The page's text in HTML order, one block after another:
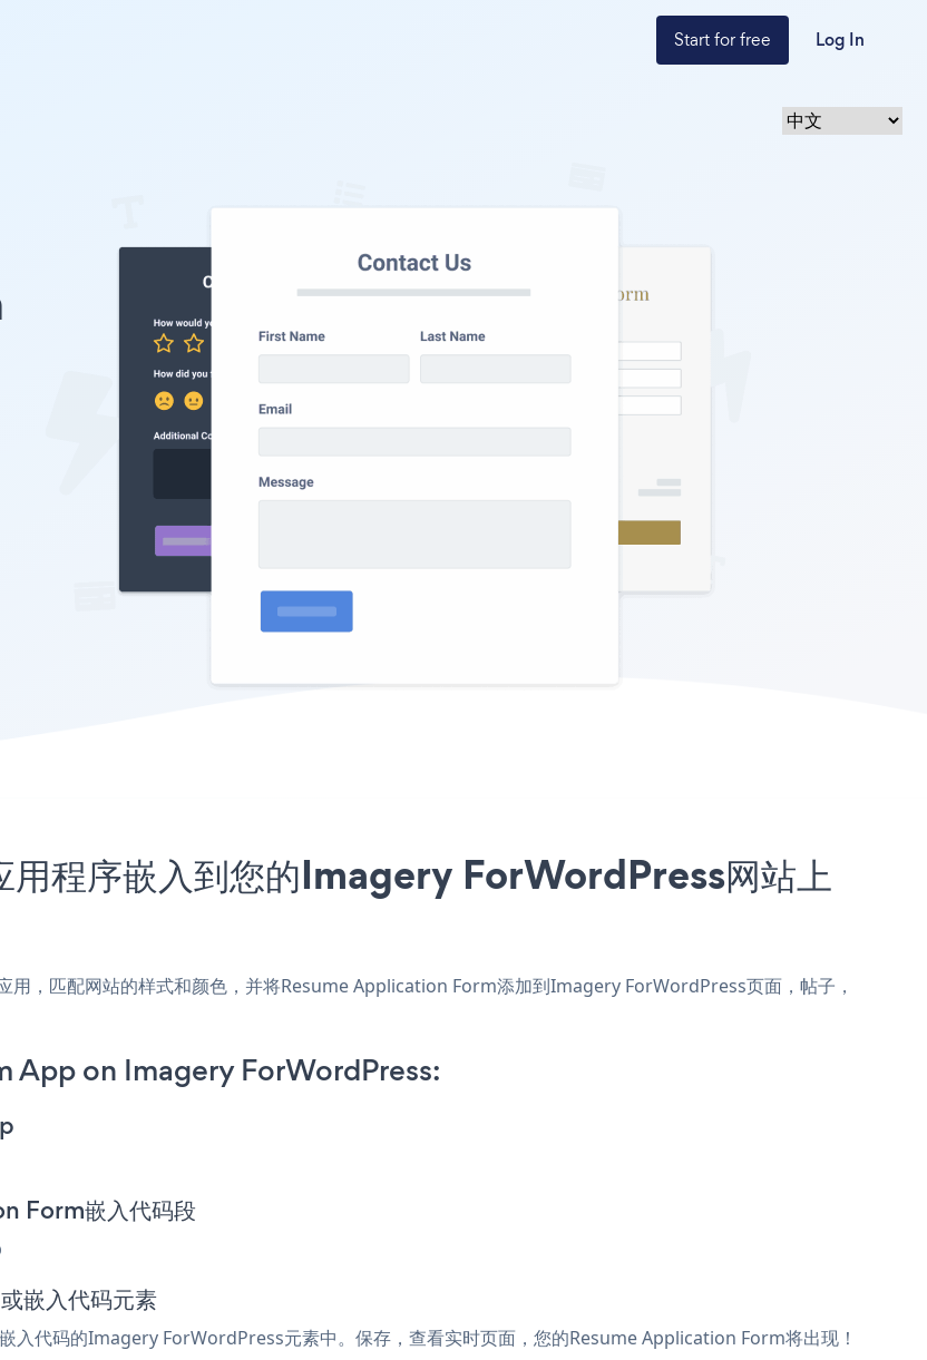
Start for free Log In
程序嵌入到您的Imagery ForWordPress网站上
，匹配网站的样式和颜色，并将Resume Application Form添加到Imagery ForWordPress页面，帖子，
App on Imagery ForWordPress:
Form嵌入代码段
嵌入代码元素
代码的Imagery ForWordPress元素中。保存，查看实时页面，您的Resume Application Form将出现！